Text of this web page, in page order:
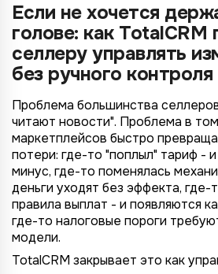
Если не хочется
голове: как TotalCRM
селлеру управлять
без ручного контроля
Проблема большинства
читают новости". Проблема в
маркетплейсов быстро
потери: где-то "поплыл" тариф -
минус, где-то поменялась
деньги уходят без эффекта, где-
правила выплат - и появляются
где-то налоговые пороги
модели.
TotalCRM закрывает это как